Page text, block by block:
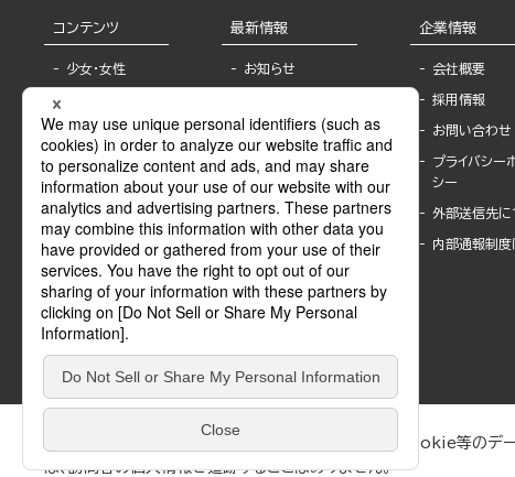
コンテンツ
少女・女性
BL
ライトノベル
青年・一般
グラビア・写真
モーター誌
SPECIAL
Sublicense
最新情報
お知らせ
報
書店様へ
海外ライセンシー
公式SNSアカウ
ント
作家一覧
Keyword list
Author list
企業情報
会社概要
採用情報
お問い合わせ
プライバシー
シー
外部送信先に
内部通報制度
ぶんか社が運営するサイトでは、利便性向上のためにCookie等のデ
は、訪問者の個人情報を追跡することはありません。